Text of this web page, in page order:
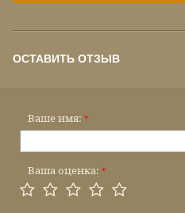
ОСТАВИТЬ ОТЗЫВ
Ваше имя: *
Ваша оценка: *